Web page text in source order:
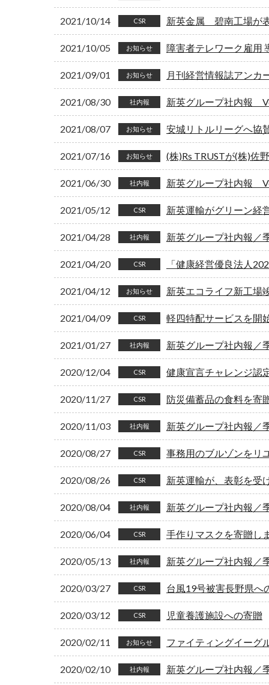
2021/10/14 CSR 新英金属 碧南工場が
2021/10/05 お知らせ 障害者テレワーク雇用
2021/09/01 お知らせ 月刊経営情報誌アンカ
2021/08/30 社内報 新英グループ社内報
2021/08/07 お知らせ 安城リトルリーグへ協
2021/07/16 お知らせ (株)Rs TRUSTが(株)佐
2021/06/30 社内報 新英グループ社内報
2021/05/12 CSR 新英運輸がグリーン経
2021/04/28 社内報 新英グループ社内報
2021/04/20 CSR 「健康経営優良法人
2021/04/12 お知らせ 新英エコライフ新工場
2021/04/09 CSR 軽四特配サービスを開
2021/01/27 社内報 新英グループ社内報
2020/12/04 CSR 健康宣言チャレンジ認
2020/11/27 CSR 防災備蓄品の食料を寄
2020/11/03 社内報 新英グループ社内報
2020/08/27 CSR 事務用のブルゾンをリ
2020/08/26 CSR 新英運輸が、表彰を受
2020/08/04 社内報 新英グループ社内報
2020/06/04 CSR 手作りマスクを寄贈し
2020/05/13 社内報 新英グループ社内報
2020/03/27 CSR 台風19号被害長野県へ
2020/03/12 CSR 児童養護施設への寄贈
2020/02/11 お知らせ ファイティングイーグ
2020/02/10 社内報 新英グループ社内報